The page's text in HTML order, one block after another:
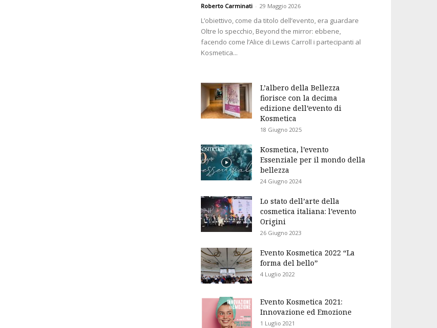
Roberto Carminati - 29 Maggio 2026
L’obiettivo, come da titolo dell’evento, era guardare
Oltre lo specchio, Beyond the mirror: ebbene,
facendo come l’Alice di Lewis Carroll i partecipanti al
Kosmetica...
L’albero della Bellezza
fiorisce con la decima
edizione dell’evento di
Kosmetica
18 Giugno 2025
Kosmetica, l’evento
Essenziale per il mondo della
bellezza
24 Giugno 2024
Lo stato dell’arte della
cosmetica italiana: l’evento
Origini
26 Giugno 2023
Evento Kosmetica 2022 “La
forma del bello”
4 Luglio 2022
Evento Kosmetica 2021:
Innovazione ed Emozione
1 Luglio 2021